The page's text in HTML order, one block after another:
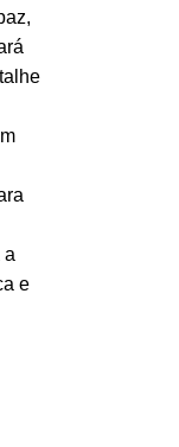
a
e